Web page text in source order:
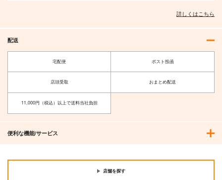
詳しくはこちら
配送
宅配便 ポスト投函
店頭受取 おまとめ配送
11,000円（税込）以上で送料当社負担
便利な機能/サービス
店舗を探す